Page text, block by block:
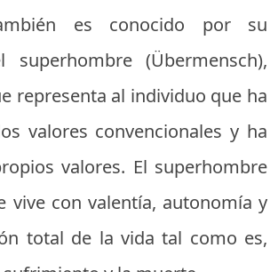
es conocido por su
superhombre (Übermensch),
representa al individuo que ha
valores convencionales y ha
valores. El superhombre
vive con valentía, autonomía y
total de la vida tal como es,